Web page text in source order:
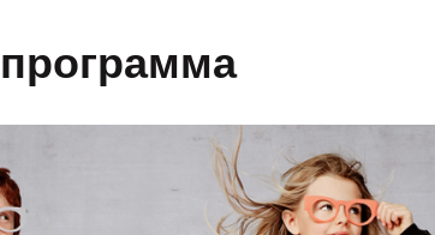
Разбейте
на части